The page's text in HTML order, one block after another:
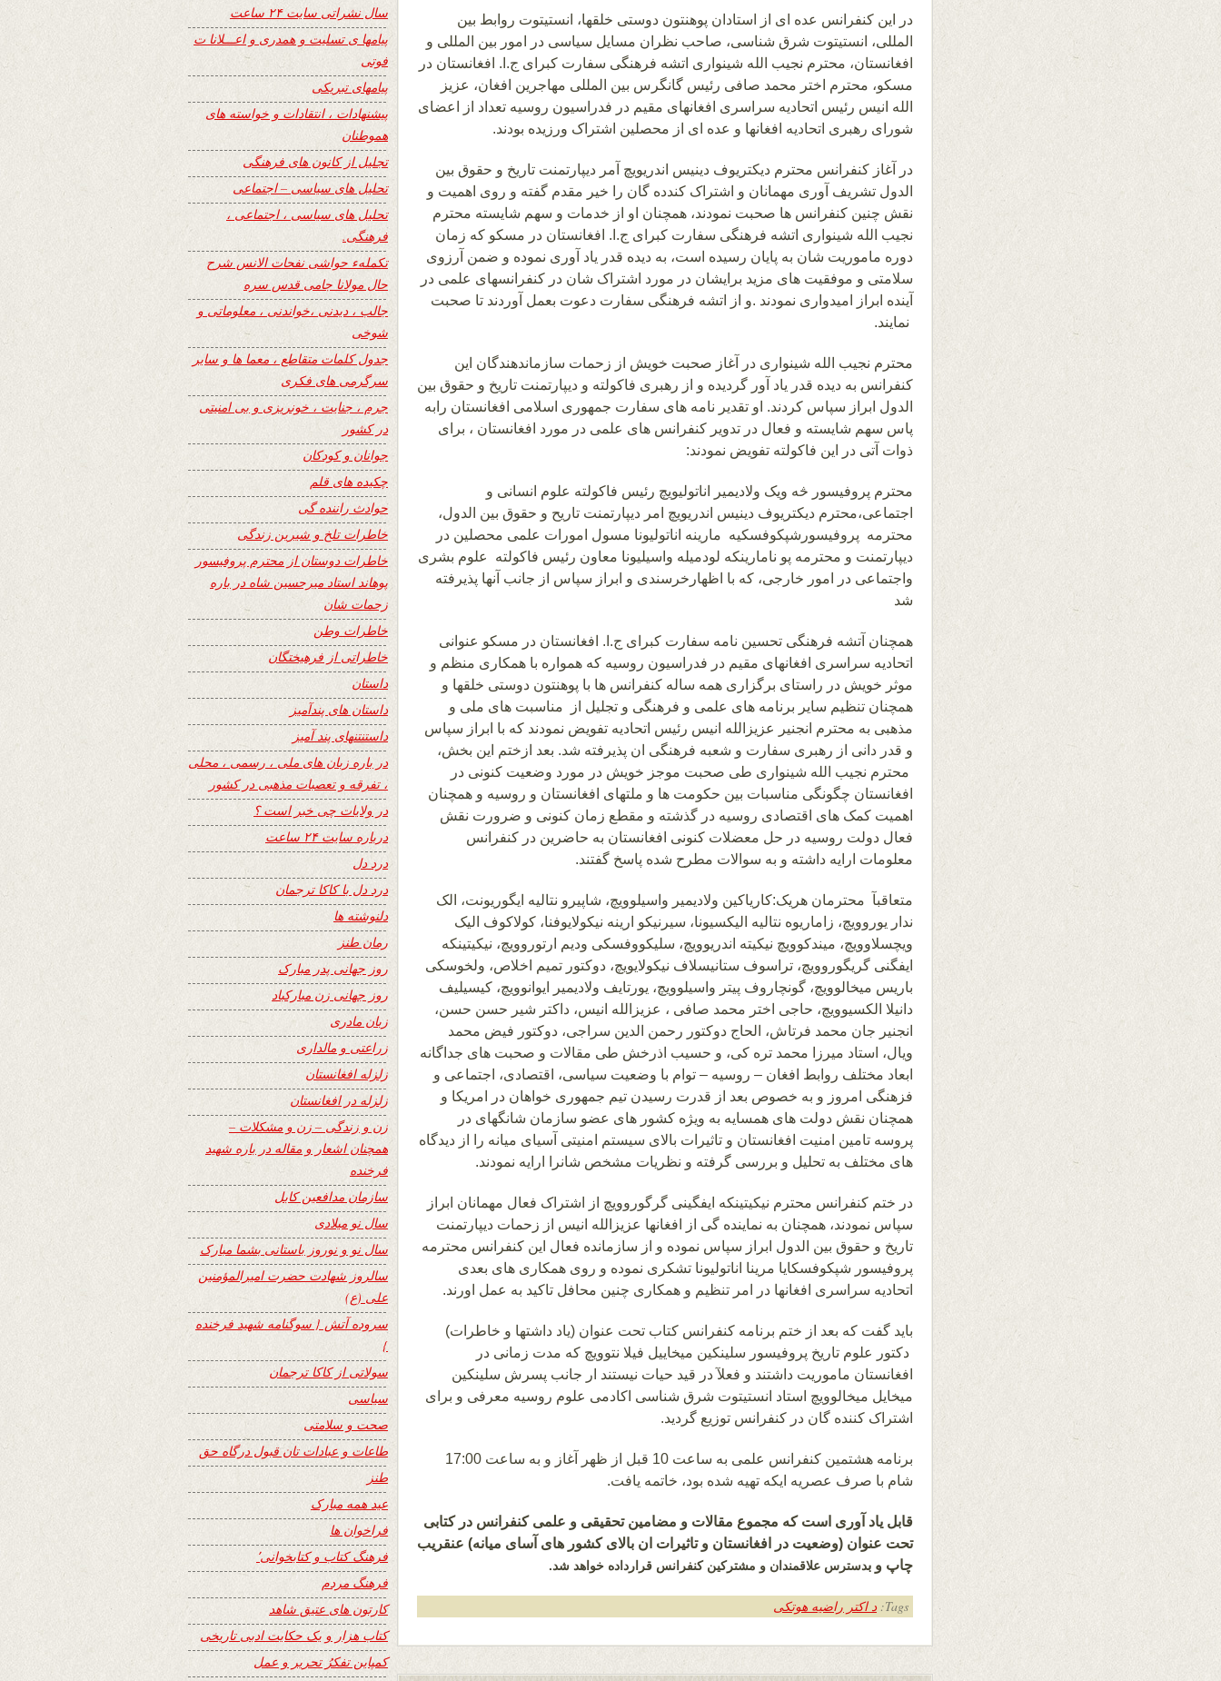
در این کنفرانس عده ای از استادان پوهنتون دوستی خلقها، انستیتوت روابط بین
المللی، انستیتوت شرق شناسی، صاحب نظران مسایل سیاسی در امور بین المللی و
افغانستان، محترم نجیب الله شینواری اتشه فرهنگی سفارت کبرای ج.ا. افغانستان در
مسکو، محترم اختر محمد صافی رئیس گانگرس بین المللی مهاجرین افغان، عزیز
الله انیس رئیس اتحادیه سراسری افغانهای مقیم در فدراسیون روسیه تعداد از اعضای
شورای رهبری اتحادیه افغانها و عده ای از محصلین اشتراک ورزیده بودند.
در آغاز کنفرانس محترم دیکتریوف دینیس اندریویچ آمر دیپارتمنت تاریخ و حقوق بین
الدول تشریف آوری مهمانان و اشتراک کندده گان را خیر مقدم گفته و روی اهمیت و
نقش چنین کنفرانس ها صحبت نمودند، همچنان او از خدمات و سهم شایسته محترم
نجیب الله شینواری اتشه فرهنگی سفارت کبرای ج.ا. افغانستان در مسکو که زمان
دوره ماموریت شان به پایان رسیده است، به دیده قدر یاد آوری نموده و ضمن آرزوی
سلامتی و موفقیت های مزید برایشان در مورد اشتراک شان در کنفرانسهای علمی در
آینده ابراز امیدواری نمودند .و از اتشه فرهنگی سفارت دعوت بعمل آوردند تا صحبت
نمایند.
محترم نجیب الله شینواری در آغاز صحبت خویش از زحمات سازماندهندگان این
کنفرانس به دیده قدر یاد آور گردیده و از رهبری فاکولته و دیپارتمنت تاریخ و حقوق بین
الدول ابراز سپاس کردند. او تقدیر نامه های سفارت جمهوری اسلامی افغانستان رابه
پاس سهم شایسته و فعال در تدویر کنفرانس های علمی در مورد افغانستان ، برای
ذوات آتی در این فاکولته تفویض نمودند:
محترم پروفیسور څه ویک ولادیمیر اناتولیویچ رئیس فاکولته علوم انسانی و
اجتماعی،محترم دیکتریوف دینیس اندریویچ امر دیپارتمنت تاریح و حقوق بین الدول،
محترمه پروفیسورشپکوفسکیه مارینه اناتولیونا مسول امورات علمی محصلین در
دیپارتمنت و محترمه پو نامارینکه لودمیله واسیلیونا معاون رئیس فاکولته علوم بشری
واجتماعی در امور خارجی، که با اظهارخرسندی و ابراز سپاس از جانب آنها پذیرفته
شد
همچنان آتشه فرهنگی تحسین نامه سفارت کبرای ج.ا. افغانستان در مسکو عنوانی
اتحادیه سراسری افغانهای مقیم در فدراسیون روسیه که همواره با همکاری منظم و
موثر خویش در راستای برگزاری همه ساله کنفرانس ها با پوهنتون دوستی خلقها و
همچنان تنظیم سایر برنامه های علمی و فرهنگی و تجلیل از مناسبت های ملی و
مذهبی به محترم انجنیر عزیزالله انیس رئیس اتحادیه تفویض نمودند که با ابراز سپاس
و قدر دانی از رهبری سفارت و شعبه فرهنگی ان پذیرفته شد. بعد ازختم این بخش،
محترم نجیب الله شینواری طی صحبت موجز خویش در مورد وضعیت کنونی در
افغانستان چگونگی مناسبات بین حکومت ها و ملتهای افغانستان و روسیه و همچنان
اهمیت کمک های اقتصادی روسیه در گذشته و مقطع زمان کنونی و ضرورت نقش
فعال دولت روسیه در حل معضلات کنونی افغانستان به حاضرین در کنفرانس
معلومات ارایه داشته و به سوالات مطرح شده پاسخ گفتند.
متعاقبآ محترمان هریک:کاریاکین ولادیمیر واسیلوویچ، شاپیرو نتالیه ایگوریونت، الک
ندار یوروویچ، زاماریوه نتالیه الیکسیونا، سیرنیکو ارینه نیکولایوفنا، کولاکوف الیک
ویچسلاوویچ، میندکوویچ نیکیته اندریوویچ، سلیکووفسکی ودیم ارتوروویچ، نیکیتینکه
ایفگنی گریگوروویچ، تراسوف ستانیسلاف نیکولایویچ، دوکتور تمیم اخلاص، ولخوسکی
باریس میخالوویچ، گونچاروف پیتر واسیلوویچ، یورتایف ولادیمیر ایوانوویچ، کیسیلیف
دانیلا الکسیوویچ، حاجی اختر محمد صافی ، عزیزالله انیس، داکتر شیر حسن حسن،
انجنیر جان محمد فرتاش، الحاج دوکتور رحمن الدین سراجی، دوکتور فیض محمد
ویال، استاد میرزا محمد تره کی، و حسیب اذرخش طی مقالات و صحبت های جداگانه
ابعاد مختلف روابط افغان – روسیه – توام با وضعیت سیاسی، اقتصادی، اجتماعی و
فزهنگی امروز و به خصوص بعد از قدرت رسیدن تیم جمهوری خواهان در امریکا و
همچنان نقش دولت های همسایه به ویژه کشور های عضو سازمان شانگهای در
پروسه تامین امنیت افغانستان و تاثیرات بالای سیستم امنیتی آسیای میانه را از دیدگاه
های مختلف به تحلیل و بررسی گرفته و نظریات مشخص شانرا ارایه نمودند.
در ختم کنفرانس محترم نیکیتینکه ایفگینی گرگوروویچ از اشتراک فعال مهمانان ابراز
سپاس نمودند، همچنان به نماینده گی از افغانها عزیزالله انیس از زحمات دیپارتمنت
تاریخ و حقوق بین الدول ابراز سپاس نموده و از سازمانده فعال این کنفرانس محترمه
پروفیسور شپکوفسکایا مرینا اناتولیونا تشکری نموده و روی همکاری های بعدی
اتحادیه سراسری افغانها در امر تنظیم و همکاری چنین محافل تاکید به عمل اورند.
باید گفت که بعد از ختم برنامه کنفرانس کتاب تحت عنوان (یاد داشتها و خاطرات)
دکتور علوم تاریخ پروفیسور سلینکین میخاییل فیلا نتوویچ که مدت زمانی در
افغانستان ماموریت داشتند و فعلآ در قید حیات نیستند ار جانب پسرش سلینکین
میخایل میخالوویچ استاد انستیتوت شرق شناسی اکادمی علوم روسیه معرفی و برای
اشتراک کننده گان در کنفرانس توزیع گردید.
برنامه هشتمین کنفرانس علمی به ساعت 10 قبل از ظهر آغاز و به ساعت 17:00
شام با صرف عصریه ایکه تهیه شده بود، خاتمه یافت.
قابل یاد آوری است که مجموع مقالات و مضامین تحقیقی و علمی کنفرانس در کتابی
تحت عنوان (وضعیت در افغانستان و تاثیرات ان بالای کشور های آسای میانه) عنقریب
چاپ و بدسترس علاقمندان و مشترکین کنفرانس قرارداده خواهد شد.
Tags: د اکتر راضیه هوتکی
سال نشراتی سایت ۲۴ ساعت
پیامها ی تسلیت و همدری و اعـــلانا ت
فوتی
پیامهای تبریکی
پیشنهادات ، انتقادات و خواسته های
هموطنان
تجلیل از کانون های فرهنگی
تحلیل های سیاسی – اجتماعی
تحلیل های سیاسی ، اجتماعی ،
فرهنگی.
تکملهء حواشی نفحات الانس شرح
حال مولانا جامی قدس سره
جالب ، دیدنی ،خواندنی ، معلوماتی و
شوخی
جدول کلمات متقاطع ، معما ها و سایر
سرگرمی های فکری
جرم ، جنایت ، خونریزی و بی امنیتی
در کشور
جوانان و کودکان
چکیده های قلم
حوادث راننده گی
خاطرات تلخ و شیرین زندگی
خاطرات دوستان از محترم پروفیسور
پوهاند استاد میرحسین شاه در باره
زحمات شان
خاطرات وطن
خاطراتی از فرهیختگان
داستان
داستان های پندآمیز
داستنتنهای پند آمیز
در باره زبان های ملی ، رسمی ، محلی
، تفرقه و تعصبات مذهبی در کشور
در ولایات چی خبر است ؟
درباره سایت ۲۴ ساعت
درد دل
درد دل با کاکا ترجمان
دلنوشته ها
رمان طنز
روز جهانی پدر مبارک
روز جهانی زن مبارکباد
زبان مادری
زراعتی و مالداری
زلزله افغانستان
زلزله در افغانستان
زن و زندگی – زن و مشکلات –
همچنان اشعار و مقاله در باره شهید
فرخنده
سازمان مدافعین کابل
سال نو میلادی
سال نو و نوروز باستانی بشما مبارک
سالروز شهادت حضرت امیرالمؤمنین
علی (ع)
سروده آتش { سوگنامه شهید فرخنده
}
سولاتی از کاکا ترجمان
سیاسی
صحت و سلامتی
طاعات و عبادات تان قبول درگاه حق
طنز
عید همه مبارک
فراخوان ها
فرهنگ کتاب و کتابخوانی٬
فرهنگ مردم
کارتون های عتیق شاهد
کتاب هزار و یک حکایت ادبی تاریخی
کمپاین تفکرُ تحریر و عمل